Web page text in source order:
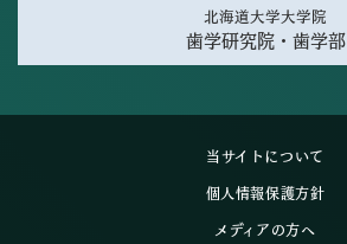
北海道大学大学院
歯学研究院・歯学部
当サイトについて
個人情報保護方針
メディアの方へ